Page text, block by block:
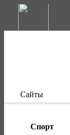
Сайты
Спорт